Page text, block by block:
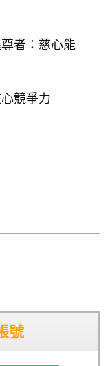
者：慈心能
競爭力
號